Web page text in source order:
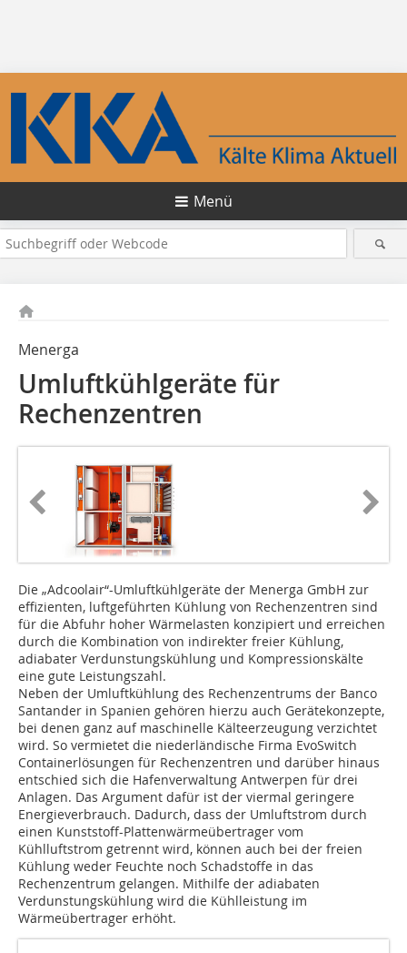
Menü
Menerga
Umluftkühlgeräte für
Rechenzentren
Die „Adcoolair“-Umluftkühlgeräte der Menerga GmbH zur
effizienten, luftgeführten Kühlung von Rechenzentren sind
für die Abfuhr hoher Wärmelasten konzipiert und erreichen
durch die Kombination von indirekter freier Kühlung,
adiabater Verdunstungskühlung und Kompressionskälte
eine gute Leistungszahl.
Neben der Umluftkühlung des Rechenzentrums der Banco
Santander in Spanien gehören hierzu auch Gerätekonzepte,
bei denen ganz auf maschinelle Kälteerzeugung verzichtet
wird. So vermietet die niederländische Firma EvoSwitch
Containerlösungen für Rechenzentren und darüber hinaus
entschied sich die Hafenverwaltung Antwerpen für drei
Anlagen. Das Argument dafür ist der viermal geringere
Energieverbrauch. Dadurch, dass der Umluftstrom durch
einen Kunststoff-Plattenwärmeübertrager vom
Kühlluftstrom getrennt wird, können auch bei der freien
Kühlung weder Feuchte noch Schadstoffe in das
Rechenzentrum gelangen. Mithilfe der adiabaten
Verdunstungskühlung wird die Kühlleistung im
Wärmeübertrager erhöht.